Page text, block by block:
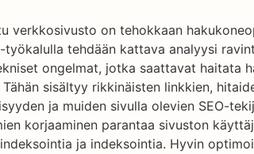
verkkosivusto on tehokkaan
työkalulla tehdään kattava analyysi
ongelmat, jotka saattavat haitata
sisältyy rikkinäisten linkkien,
ja muiden sivulla olevien SEO-
korjaaminen parantaa sivuston
ja indeksointia. Hyvin